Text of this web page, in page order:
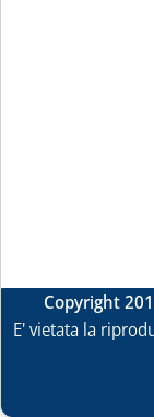
Copyright
E' vietata la